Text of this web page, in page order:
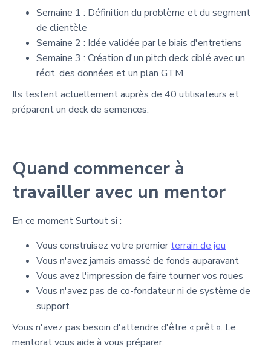
Semaine 1 : Définition du problème et du segment
de clientèle
Semaine 2 : Idée validée par le biais d'entretiens
Semaine 3 : Création d'un pitch deck ciblé avec un
récit, des données et un plan GTM
Ils testent actuellement auprès de 40 utilisateurs et
préparent un deck de semences.
Quand commencer à
travailler avec un mentor
En ce moment Surtout si :
Vous construisez votre premier terrain de jeu
Vous n'avez jamais amassé de fonds auparavant
Vous avez l'impression de faire tourner vos roues
Vous n'avez pas de co-fondateur ni de système de
support
Vous n'avez pas besoin d'attendre d'être « prêt ». Le
mentorat vous aide à vous préparer.